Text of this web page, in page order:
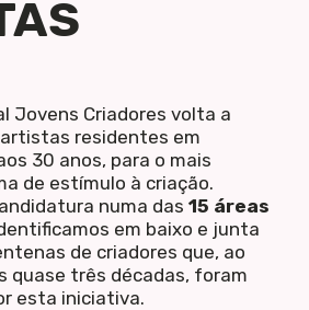
Jovens Criadores volta a
residentes em
30 anos, para o mais
de estímulo à criação.
numa das 15 áreas
em baixo e junta
de criadores que, ao
quase três décadas, foram
esta iniciativa.